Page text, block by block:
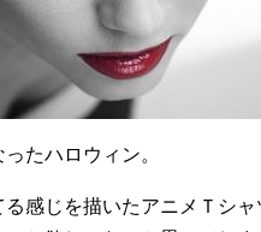
たハロウィン。
感じを描いたアニメＴシ